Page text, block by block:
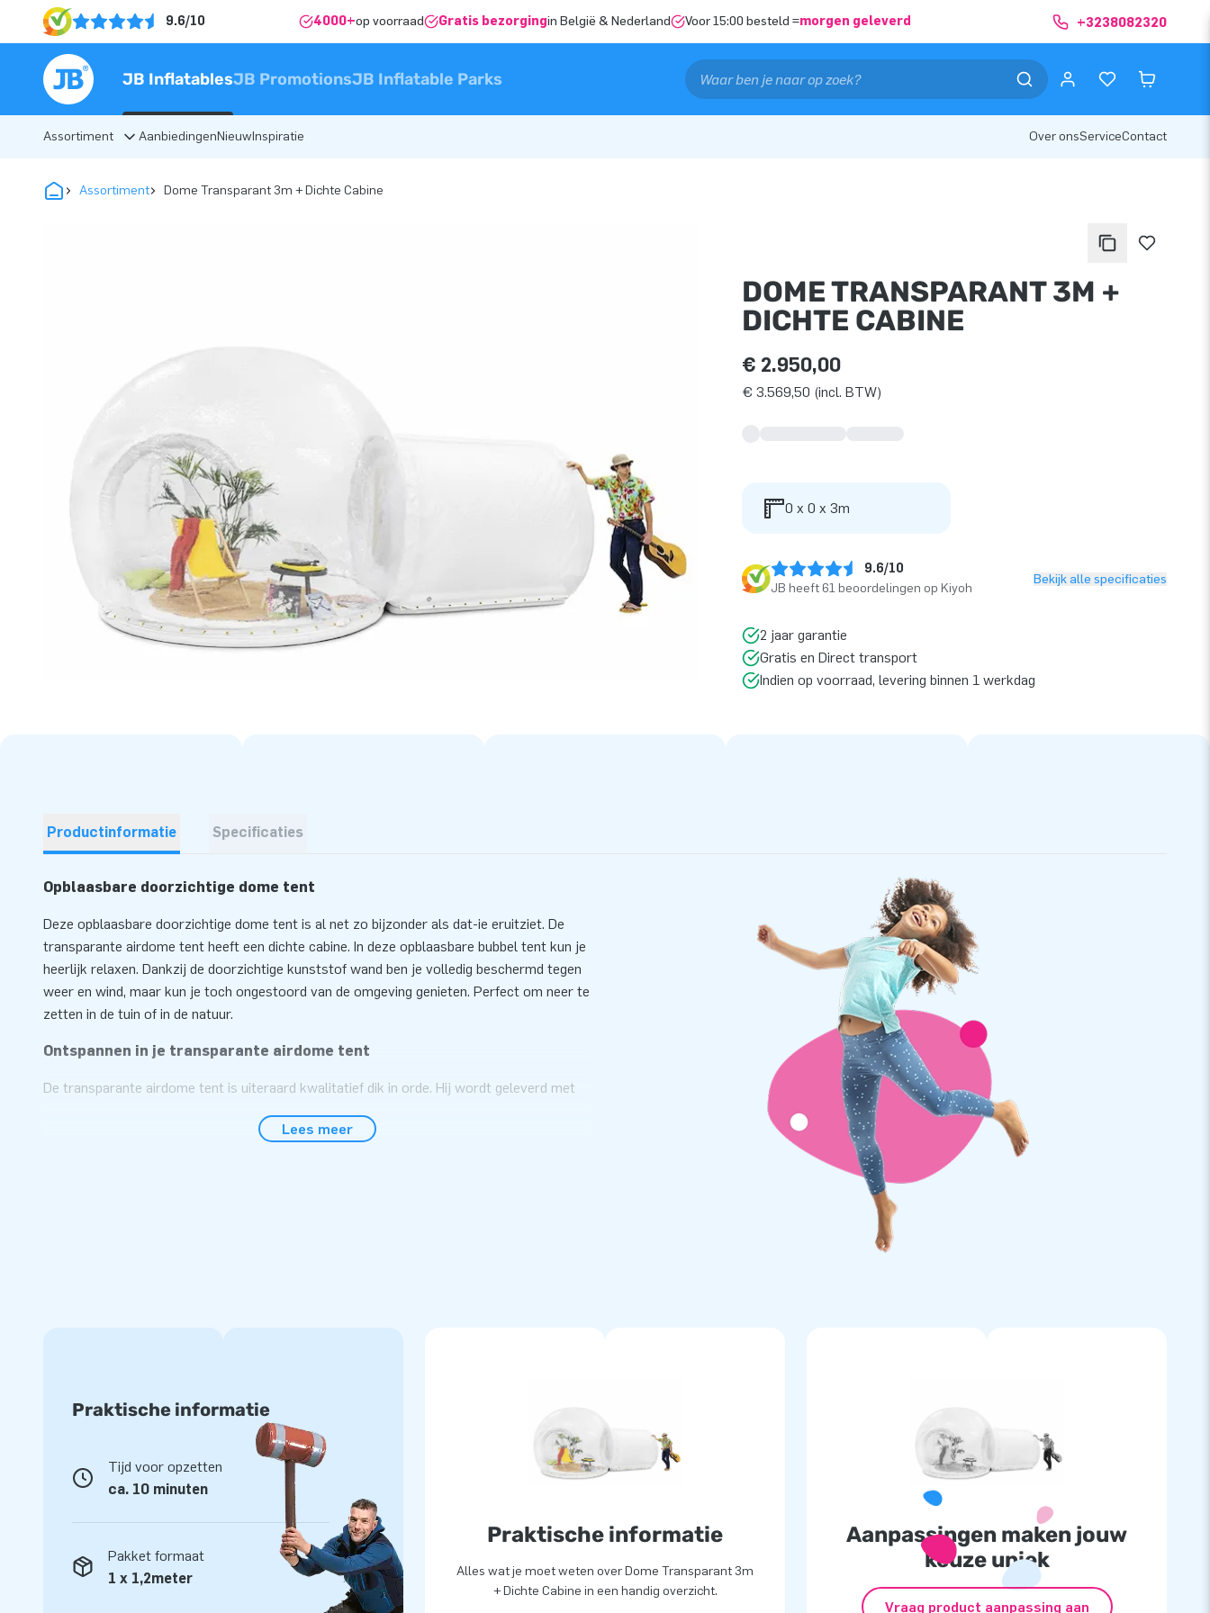
9.6/10 4000+op voorraad Gratis bezorgingin België & Nederland Voor 15:00 besteld =morgen geleverd +3238082320
JB InflatablesJB PromotionsJB Inflatable Parks
Assortiment AanbiedingenNieuwInspiratie Over onsServiceContact
Assortiment Dome Transparant 3m + Dichte Cabine
DOME TRANSPARANT 3M +
DICHTE CABINE
€ 2.950,00
€ 3.569,50 (incl. BTW)
0 x 0 x 3m
9.6/10
JB heeft 61 beoordelingen op Kiyoh
Bekijk alle specificaties
2 jaar garantie
Gratis en Direct transport
Indien op voorraad, levering binnen 1 werkdag
Productinformatie Specificaties
Opblaasbare doorzichtige dome tent
Deze opblaasbare doorzichtige dome tent is al net zo bijzonder als dat-ie eruitziet. De
transparante airdome tent heeft een dichte cabine. In deze opblaasbare bubbel tent kun je
heerlijk relaxen. Dankzij de doorzichtige kunststof wand ben je volledig beschermd tegen
weer en wind, maar kun je toch ongestoord van de omgeving genieten. Perfect om neer te
zetten in de tuin of in de natuur.
Ontspannen in je transparante airdome tent
De transparante airdome tent is uiteraard kwalitatief dik in orde. Hij wordt geleverd met
gaat heel snel en gemakkelijk. Ideaal toch? Stap binnen in deze opblaasbare bubbel tent en
Lees meer
Praktische informatie
Tijd voor opzetten
ca. 10 minuten
Pakket formaat
1 x 1,2meter
Praktische informatie
Alles wat je moet weten over Dome Transparant 3m
+ Dichte Cabine in een handig overzicht.
Aanpassingen maken jouw
keuze uniek
Vraag product aanpassing aan